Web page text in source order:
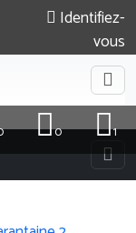
Identifiez-
vous
1
0